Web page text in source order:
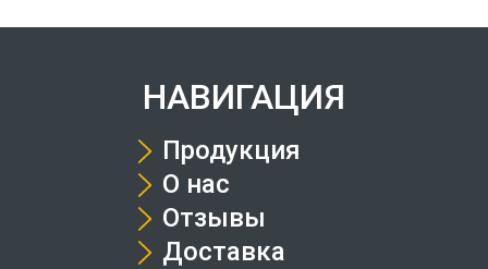
НАВИГАЦИЯ
Продукция
О нас
Отзывы
Доставка